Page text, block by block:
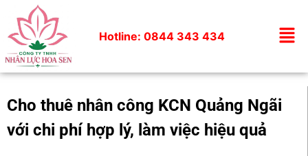
Hotline: 0844 343 434
Cho thuê nhân công KCN Quảng Ngãi
với chi phí hợp lý, làm việc hiệu quả